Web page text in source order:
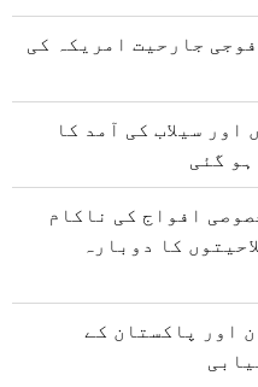
جارحیت امریکہ کی
سیلاب کی آمد کا
افواج کی ناکام
کا دوبارہ
اور پاکستان کے